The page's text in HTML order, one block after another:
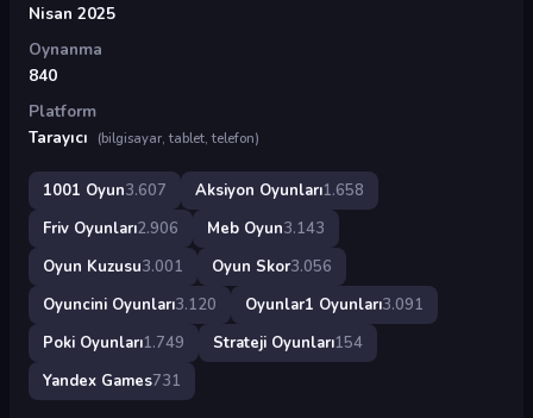
Nisan 2025
Oynanma
840
Platform
Tarayıcı
(bilgisayar, tablet, telefon)
1001 Oyun3.607 Aksiyon Oyunları1.658
Friv Oyunları2.906 Meb Oyun3.143
Oyun Kuzusu3.001 Oyun Skor3.056
Oyuncini Oyunları3.120 Oyunlar1 Oyunları3.091
Poki Oyunları1.749 Strateji Oyunları154
Yandex Games731